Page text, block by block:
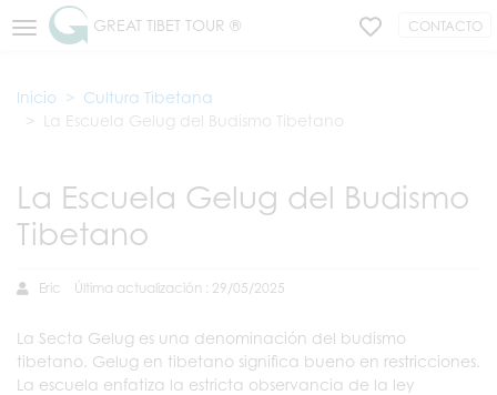
GREAT TIBET TOUR ® CONTACTO
Inicio
Cultura Tibetana
La Escuela Gelug del Budismo Tibetano
La Escuela Gelug del Budismo
Tibetano
Eric Última actualización : 29/05/2025
La Secta Gelug es una denominación del budismo
tibetano. Gelug en tibetano significa bueno en restricciones.
La escuela enfatiza la estricta observancia de la ley